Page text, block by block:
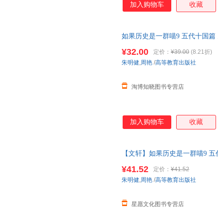
加入购物车 收藏
如果历史是一群喵9 五代十国
¥32.00 定价： ¥39.00 (8.21折)
淘博知晓图书专营店
朱明健,周艳 /高等教育出版社
加入购物车 收藏
【文轩】如果历史是一群喵9
线小当当客服
¥41.52 定价： ¥41.52
星愿文化图书专营店
朱明健,周艳 /高等教育出版社